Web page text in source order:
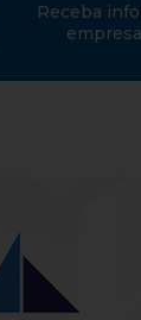
Receba